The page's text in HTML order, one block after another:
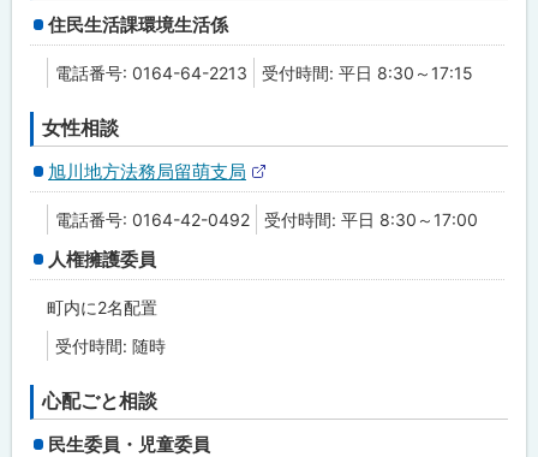
住民生活課環境生活係
電話番号: 0164-64-2213 受付時間: 平日 8:30～17:15
女性相談
旭川地方法務局留萌支局
外
部
サ
電話番号: 0164-42-0492 受付時間: 平日 8:30～17:00
人権擁護委員
町内に2名配置
受付時間: 随時
心配ごと相談
民生委員・児童委員